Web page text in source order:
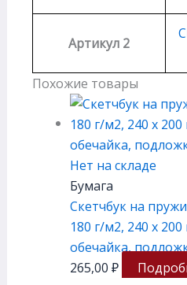
Артикул 2
Похожие товары
Нет на складе
Бумага
Скетчбук на
180 г/м2, 240 х
обечайка,
265,00 ₽